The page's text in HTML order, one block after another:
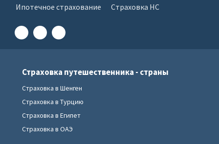
Ипотечное страхование Страховка НС
Страховка путешественника - страны
Страховка в Шенген
Страховка в Турцию
Страховка в Египет
Страховка в ОАЭ